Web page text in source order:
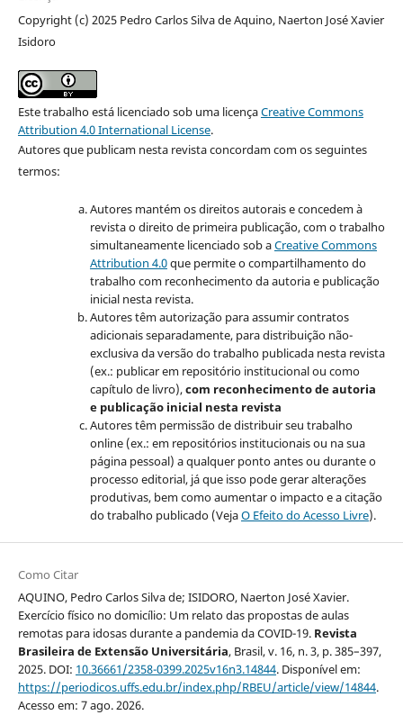
Copyright (c) 2025 Pedro Carlos Silva de Aquino, Naerton José Xavier
Isidoro
Este trabalho está licenciado sob uma licençaCreative Commons
Attribution 4.0 International License.
Autores que publicam nesta revista concordam com os seguintes
termos:
Autores mantém os direitos autorais e concedem à
revista o direito de primeira publicação, com o trabalho
simultaneamente licenciado sob aCreative Commons
Attribution 4.0que permite o compartilhamento do
trabalho com reconhecimento da autoria e publicação
inicial nesta revista.
Autores têm autorização para assumir contratos
adicionais separadamente, para distribuição não-
exclusiva da versão do trabalho publicada nesta revista
(ex.: publicar em repositório institucional ou como
capítulo de livro),com reconhecimento de autoria
e publicação inicial nesta revista
Autores têm permissão de distribuir seu trabalho
online (ex.: em repositórios institucionais ou na sua
página pessoal) a qualquer ponto antes ou durante o
processo editorial, já que isso pode gerar alterações
produtivas, bem como aumentar o impacto e a citação
do trabalho publicado (VejaO Efeito do Acesso Livre).
Como Citar
AQUINO, Pedro Carlos Silva de; ISIDORO, Naerton José Xavier.
Exercício físico no domicílio: Um relato das propostas de aulas
remotas para idosas durante a pandemia da COVID-19. Revista
Brasileira de Extensão Universitária, Brasil, v. 16, n. 3, p. 385–397,
2025. DOI: 10.36661/2358-0399.2025v16n3.14844. Disponível em:
https://periodicos.uffs.edu.br/index.php/RBEU/article/view/14844.
Acesso em: 7 ago. 2026.